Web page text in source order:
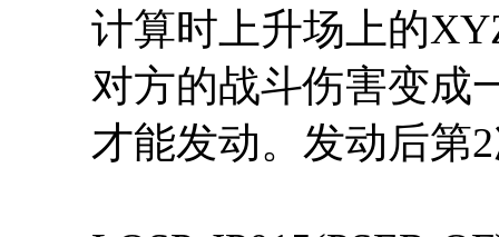
计算时上升场上的
对方的战斗伤害变成
才能发动。发动后第